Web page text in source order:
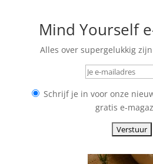
Mind Yourself
Alles over supergelukkig
Schrijf je in voor onze
gratis e-